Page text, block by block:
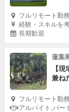
フルリモート勤
経験・スキルを
長期歓迎
蓮葉
【
兼ね
フルリモート勤
アルバイト,パー